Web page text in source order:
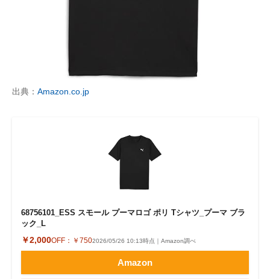
出典： Amazon.co.jp
68756101_ESS スモール プーマロゴ ポリ Tシャツ_プーマ ブラ
ック_L
￥2,000OFF： ￥7502026/05/26 10:13時点｜Amazon調べ
Amazon